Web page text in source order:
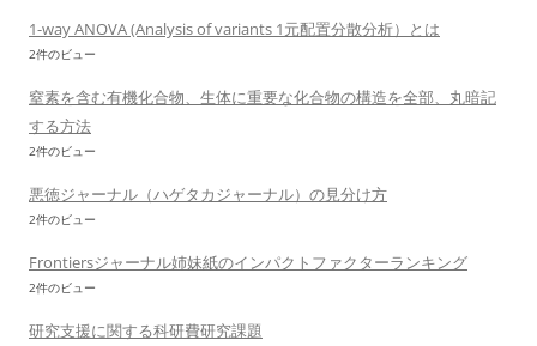
1-way ANOVA (Analysis of variants 1元配置分散分析）とは
2件のビュー
窒素を含む有機化合物、生体に重要な化合物の構造を全部、丸暗記
する方法
2件のビュー
悪徳ジャーナル（ハゲタカジャーナル）の見分け方
2件のビュー
Frontiersジャーナル姉妹紙のインパクトファクターランキング
2件のビュー
研究支援に関する科研費研究課題